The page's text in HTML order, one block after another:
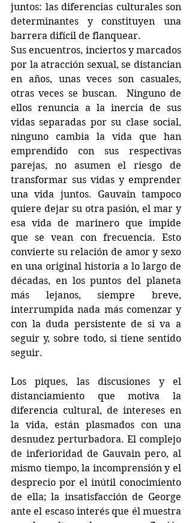
juntos: las diferencias culturales son
determinantes y constituyen una
barrera difícil de flanquear.
Sus encuentros, inciertos y marcados
por la atracción sexual, se distancian
en años, unas veces son casuales,
otras veces se buscan.  Ninguno de
ellos renuncia a la inercia de sus
vidas separadas por su clase social,
ninguno cambia la vida que han
emprendido con sus respectivas
parejas, no asumen el riesgo de
transformar sus vidas y emprender
una vida juntos. Gauvain tampoco
quiere dejar su otra pasión, el mar y
esa vida de marinero que impide
que se vean con frecuencia. Esto
convierte su relación de amor y sexo
en una original historia a lo largo de
décadas, en los puntos del planeta
más lejanos, siempre breve,
interrumpida nada más comenzar y
con la duda persistente de si va a
seguir y, sobre todo, si tiene sentido
seguir.
Los piques, las discusiones y el
distanciamiento que motiva la
diferencia cultural, de intereses en
la vida, están plasmados con una
desnudez perturbadora. El complejo
de inferioridad de Gauvain pero, al
mismo tiempo, la incomprensión y el
desprecio por el inútil conocimiento
de ella; la insatisfacción de George
ante el escaso interés que él muestra